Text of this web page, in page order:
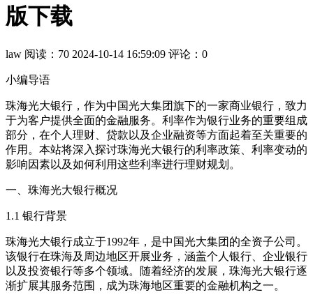
版下载
law 阅读：70 2024-10-14 16:59:09 评论：0
小编导语
珠海光大银行，作为中国光大集团旗下的一家商业银行，致力
于为客户提供全面的金融服务。利率作为银行业务的重要组成
部分，在个人理财、贷款以及企业融资等方面起着至关重要的
作用。本站将深入探讨珠海光大银行的利率政策、利率变动的
影响因素以及如何利用这些利率进行理财规划。
一、珠海光大银行概况
1.1 银行背景
珠海光大银行成立于1992年，是中国光大集团的全资子公司。
该银行在珠海及周边地区开展业务，涵盖个人银行、企业银行
以及投资银行等多个领域。随着经济的发展，珠海光大银行逐
渐扩展其服务范围，成为珠海地区重要的金融机构之一。